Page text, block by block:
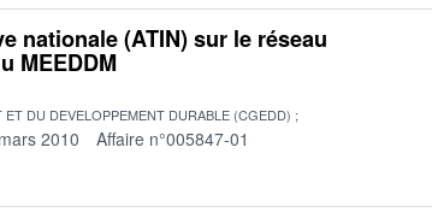
nationale (ATIN) sur le réseau
MEEDDM
DU DEVELOPPEMENT DURABLE (CGEDD)
2010 Affaire n°005847-01